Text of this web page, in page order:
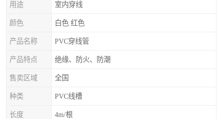
用途 室内穿线
颜色 白色 红色
产品名称 PVC穿线管
产品特点 绝缘、防火、防潮
售卖区域 全国
种类 PVC线槽
长度 4m/根